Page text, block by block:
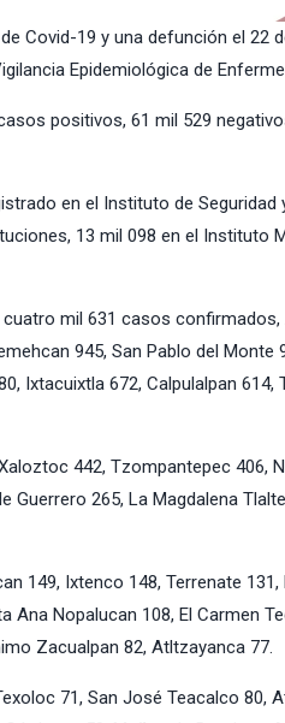
Covid-19 y una defunción el 22
Epidemiológica de
positivos, 61 mil 529
en el Instituto de Seguridad
13 mil 098 en el Instituto
mil 631 casos
945, San Pablo del Monte
Ixtacuixtla 672, Calpulalpan
442, Tzompantepec 406,
265, La Magdalena
149, Ixtenco 148, Terrenate
Nopalucan 108, El Carmen
Zacualpan 82, Atltzayanca 77.
71, San José Teacalco 80,